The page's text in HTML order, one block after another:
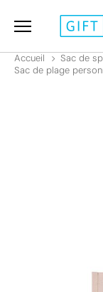
Accueil
Sac de
Sac de plage